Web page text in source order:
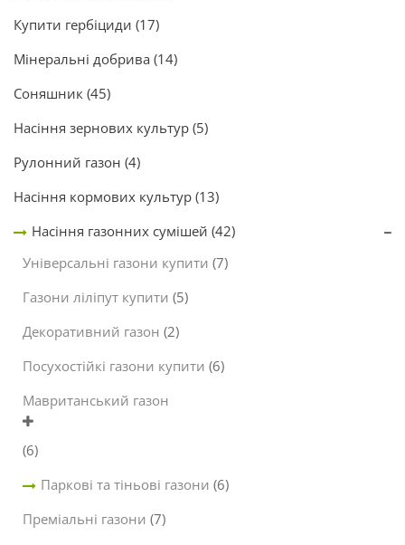
Купити гербіциди (17)
Мінеральні добрива (14)
Соняшник (45)
Насіння зернових культур (5)
Рулонний газон (4)
Насіння кормових культур (13)
Насіння газонних сумішей (42)
Універсальні газони купити (7)
Газони ліліпут купити (5)
Декоративний газон (2)
Посухостійкі газони купити (6)
Мавританський газон
(6)
Паркові та тіньові газони (6)
Преміальні газони (7)